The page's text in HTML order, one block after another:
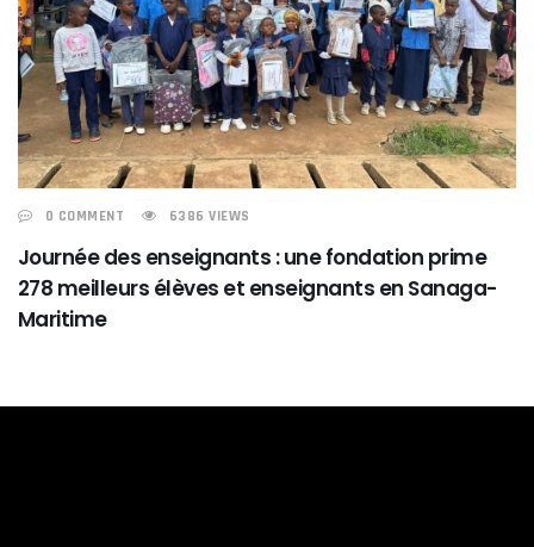
0 COMMENT 6386 VIEWS
Journée des enseignants : une fondation prime
278 meilleurs élèves et enseignants en Sanaga-
Maritime